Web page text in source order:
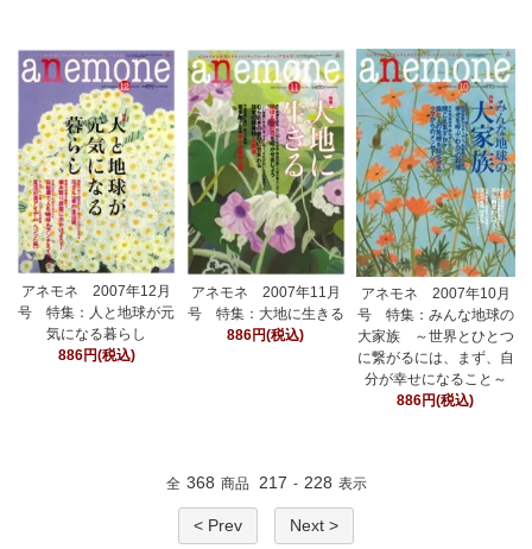
アネモネ 2007年12月
号 特集：人と地球が元
気になる暮らし
886円(税込)
アネモネ 2007年11月
号 特集：大地に生きる
886円(税込)
アネモネ 2007年10月
号 特集：みんな地球の
大家族 ～世界とひとつ
に繋がるには、まず、自
分が幸せになること～
886円(税込)
全 368 商品 217 - 228 表示
< Prev Next >